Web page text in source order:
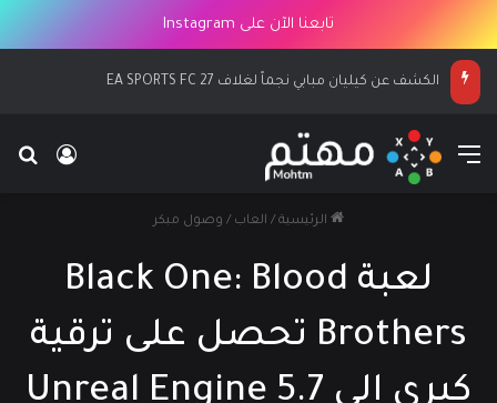
تابعنا الآن على Instagram
الكشف عن كيليان مبابي نجماً لغلاف EA SPORTS FC 27
القائمة
الرئيسية / العاب / وصول مبكر
لعبة Black One: Blood
Brothers تحصل على ترقية
كبرى إلى Unreal Engine 5.7